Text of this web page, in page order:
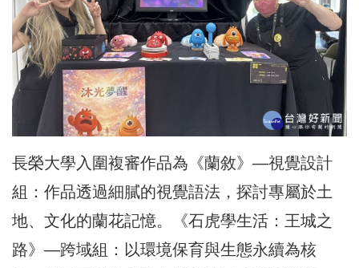
長榮大學入圍複審作品為《蘭敘》—視覺設計
組：作品透過細膩的視覺語法，探討專屬於土
地、文化的蘭花記憶。《石虎學生活：王城之
路》—跨域組：以環境保育與生態永續為核